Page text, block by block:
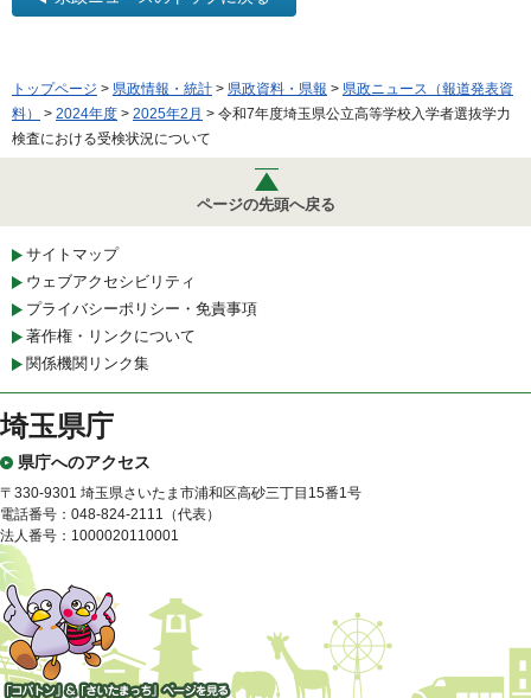
トップページ > 県政情報・統計 > 県政資料・県報 > 県政ニュース（報道発表資
料）
> 2024年度 > 2025年2月 > 令和7年度埼玉県公立高等学校入学者選抜学力
検査における受検状況について
ページの先頭へ戻る
サイトマップ
ウェブアクセシビリティ
プライバシーポリシー・免責事項
著作権・リンクについて
関係機関リンク集
埼玉県庁
県庁へのアクセス
〒330-9301 埼玉県さいたま市浦和区高砂三丁目15番1号
電話番号：048-824-2111（代表）
法人番号：1000020110001